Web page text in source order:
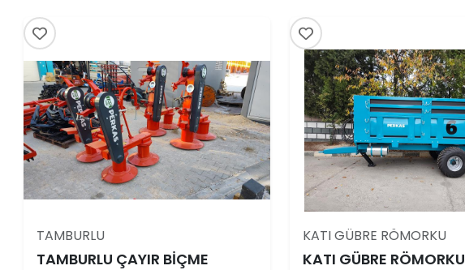
TAMBURLU
TAMBURLU ÇAYIR BİÇME
KATI GÜBRE RÖMORKU
KATI GÜBRE RÖMORKU